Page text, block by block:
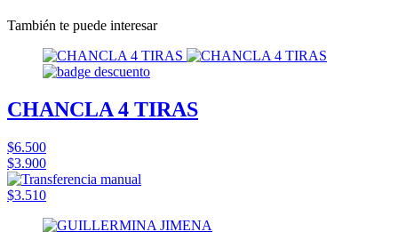
También te puede interesar
CHANCLA 4 TIRAS
$6.500
$3.900
$3.510